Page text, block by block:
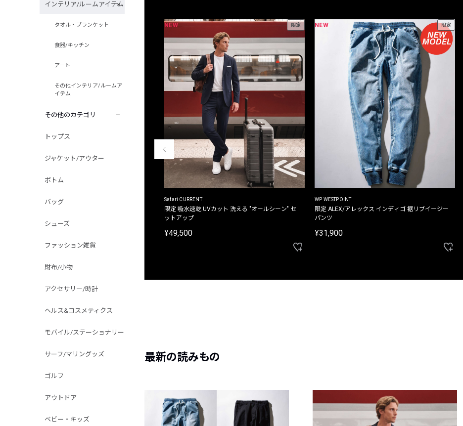
インテリア/ルームアイテム
タオル・ブランケット
食器/キッチン
アート
その他インテリア/ルームア
イテム
その他のカテゴリ
トップス
ジャケット/アウター
ボトム
バッグ
シューズ
ファッション雑貨
財布/小物
アクセサリー/時計
ヘルス&コスメティクス
モバイル/ステーショナリー
サーフ/マリングッズ
ゴルフ
アウトドア
ベビー・キッズ
NEW 限定
Safari CURRENT
限定 吸水速乾 UVカット 洗える "オールシーン" セ
ットアップ
¥49,500
NEW 限定
WP WESTPOINT
限定 ALEX/アレックス インディゴ 裾リブイージー
パンツ
¥31,900
最新の読みもの